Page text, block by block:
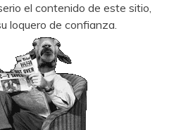
el contenido de este sitio,
loquero de confianza.